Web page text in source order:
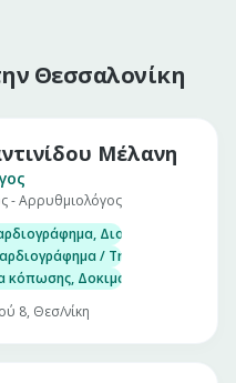
Θεσσαλονίκη
Μέλανη
- Αρρυθμιολόγος
Διοισοφάγειο
/ Triplex
κόπωσης, Δοκιμασία ανάκλισης
8, Θεσ/νίκη